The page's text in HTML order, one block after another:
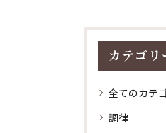
カテゴリ
全てのカテ
調律